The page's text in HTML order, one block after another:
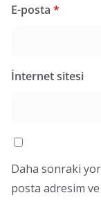
E-posta *
İnternet sitesi
Daha sonraki
posta adresim